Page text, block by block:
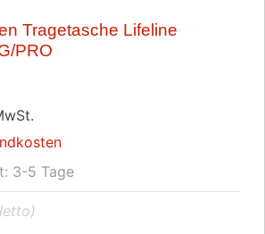
Tragetasche Lifeline
PRO
3-5 Tage